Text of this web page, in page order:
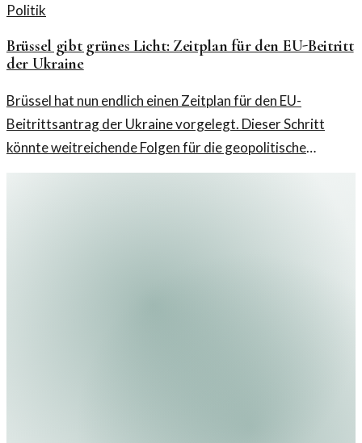
Politik
Brüssel gibt grünes Licht: Zeitplan für den EU-Beitritt
der Ukraine
Brüssel hat nun endlich einen Zeitplan für den EU-
Beitrittsantrag der Ukraine vorgelegt. Dieser Schritt
könnte weitreichende Folgen für die geopolitische
Landschaft Europas haben.